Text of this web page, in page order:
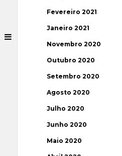
Fevereiro 2021
Janeiro 2021
Novembro 2020
Outubro 2020
Setembro 2020
Agosto 2020
Julho 2020
Junho 2020
Maio 2020